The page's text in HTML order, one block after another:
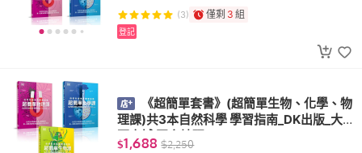
(3) 僅剩 3 組
登記
《超簡單套書》(超簡單生物、化學、物
理課)共3本自然科學 學習指南_DK出版_大
石商城 國家地理
$1,688 $2,250